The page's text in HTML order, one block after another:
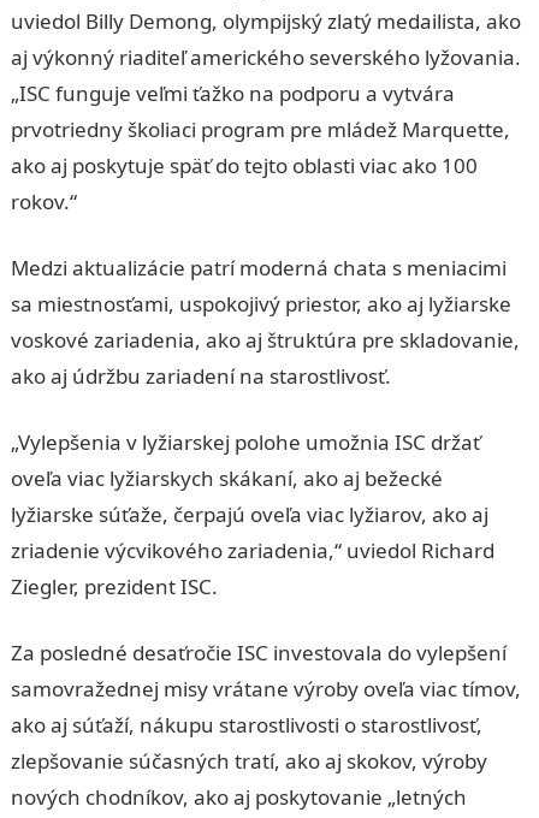
uviedol Billy Demong, olympijský zlatý medailista, ako
aj výkonný riaditeľ amerického severského lyžovania.
„ISC funguje veľmi ťažko na podporu a vytvára
prvotriedny školiaci program pre mládež Marquette,
ako aj poskytuje späť do tejto oblasti viac ako 100
rokov.“
Medzi aktualizácie patrí moderná chata s meniacimi
sa miestnosťami, uspokojivý priestor, ako aj lyžiarske
voskové zariadenia, ako aj štruktúra pre skladovanie,
ako aj údržbu zariadení na starostlivosť.
„Vylepšenia v lyžiarskej polohe umožnia ISC držať
oveľa viac lyžiarskych skákaní, ako aj bežecké
lyžiarske súťaže, čerpajú oveľa viac lyžiarov, ako aj
zriadenie výcvikového zariadenia,“ uviedol Richard
Ziegler, prezident ISC.
Za posledné desaťročie ISC investovala do vylepšení
samovražednej misy vrátane výroby oveľa viac tímov,
ako aj súťaží, nákupu starostlivosti o starostlivosť,
zlepšovanie súčasných tratí, ako aj skokov, výroby
nových chodníkov, ako aj poskytovanie „letných